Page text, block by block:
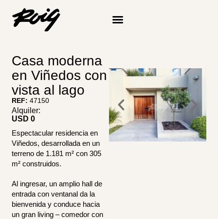
contenido
Casa moderna
en Viñedos con
vista al lago
REF: 47150
Alquiler:
USD 0
Espectacular residencia en
Viñedos, desarrollada en un
terreno de 1.181 m² con 305
m² construidos.
Al ingresar, un amplio hall de
entrada con ventanal da la
bienvenida y conduce hacia
un gran living – comedor con